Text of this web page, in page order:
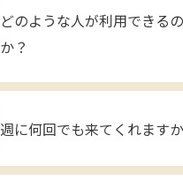
どのような人が利用できる
か？
週に何回でも来てくれます